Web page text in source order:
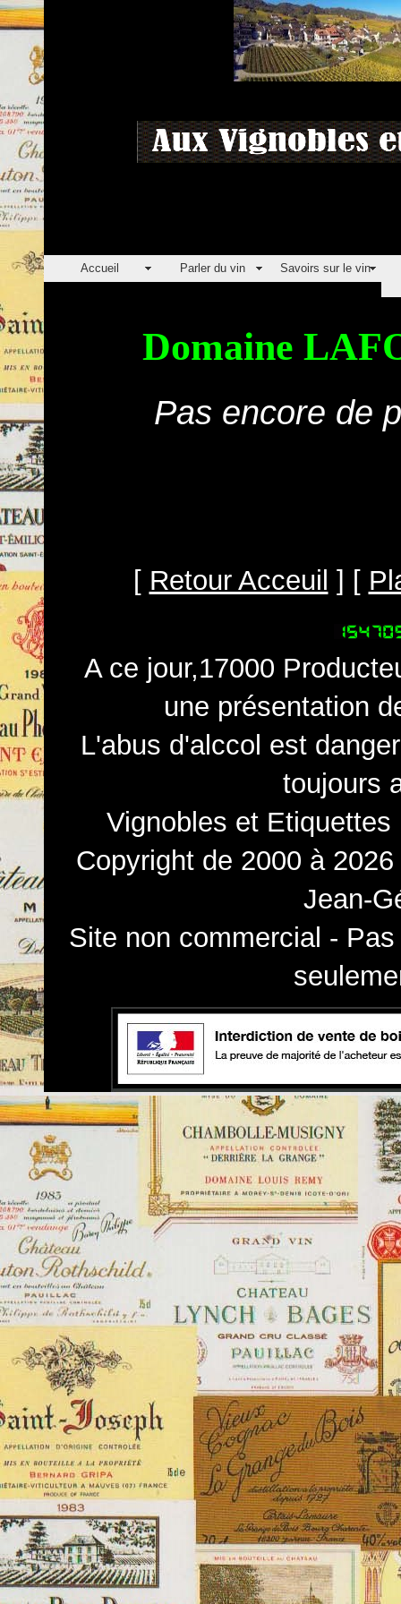
Accueil Parler du vin Savoirs sur le vin
Domaine
Pas encore de
[ Retour Acceuil ] [
A ce jour,17000
une présentation
L'abus d'alccol est
toujours
Vignobles et
Copyright de 2000 à
Jean-
Site non commercial -